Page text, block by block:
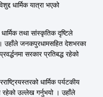
धार्मिक यात्रा भएको
तथा सांस्कृतिक दृष्टिले
उहाँले जनकपुरधामसहित देशभरका
सरकार प्रतिबद्ध रहेको
धार्मिक पर्यटकीय
रहेको उल्लेख गर्नुभयो । उहाँले